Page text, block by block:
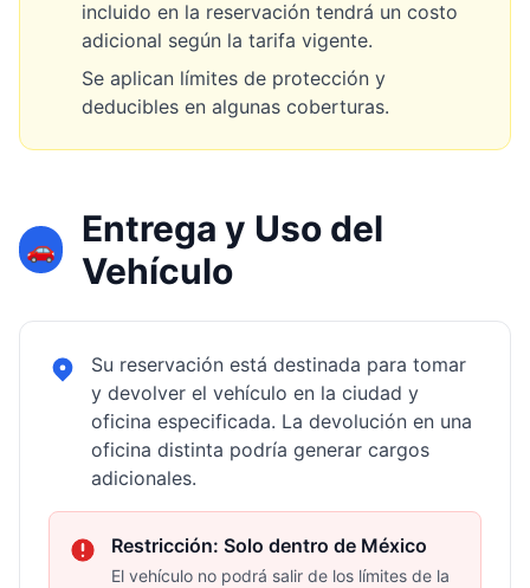
incluido en la reservación tendrá un costo
adicional según la tarifa vigente.
Se aplican límites de protección y
deducibles en algunas coberturas.
🚗
Entrega y Uso del
Vehículo
Su reservación está destinada para tomar
y devolver el vehículo en la ciudad y
oficina especificada. La devolución en una
oficina distinta podría generar cargos
adicionales.
Restricción: Solo dentro de México
El vehículo no podrá salir de los límites de la